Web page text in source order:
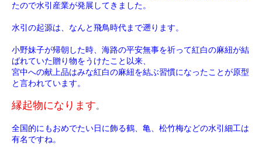
たので水引産業が発展してきました。
水引の起源は、なんと飛鳥時代まで遡ります。
小野妹子が帰朝した時、海路の平安無事を祈って紅白の麻紐が結
ばれていた贈り物をうけたこと以来、
宮中への献上品はみな紅白の麻紐を結ぶ習慣になったことが原型
と言われています。
縁起物になります。
全国的にもおめでたい日に飾る鶴、亀、松竹梅などの水引細工は
有名ですね。